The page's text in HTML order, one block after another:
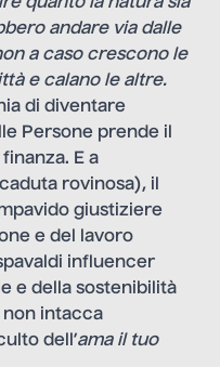
andare via dalle
a caso crescono le
e calano le altre.
di diventare
Persone prende il
E a
rovinosa), il
giustiziere
e del lavoro
influencer
e della sostenibilità
intacca
dell’ama il tuo